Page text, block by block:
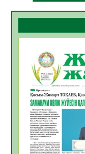
Open Air:
департаменті
көрерменнің
ЖАРҚЫН
МӘЖІЛІС ӨТТІ
05.08.2026
Қазақстан
қолайлы ел
05.08.2026